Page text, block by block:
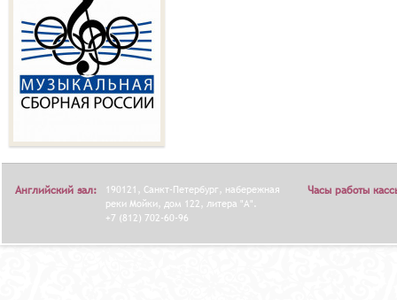
Английский зал:
190121, Санкт-Петербург, набережная
реки Мойки, дом 122, литера "А".
+7 (812) 702-60-96
Часы работы